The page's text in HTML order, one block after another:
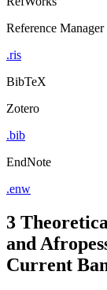
Reference Manager
.ris
BibTeX
Zotero
.bib
EndNote
.enw
3
and
Current